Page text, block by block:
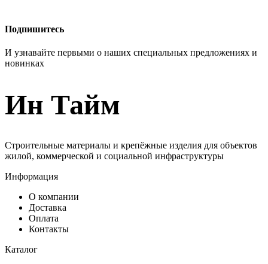
Подпишитесь
И узнавайте первыми о наших специальных предложениях и
новинках
Ин Тайм
Строительные материалы и крепёжные изделия для объектов
жилой, коммерческой и социальной инфраструктуры
Информация
О компании
Доставка
Оплата
Контакты
Каталог